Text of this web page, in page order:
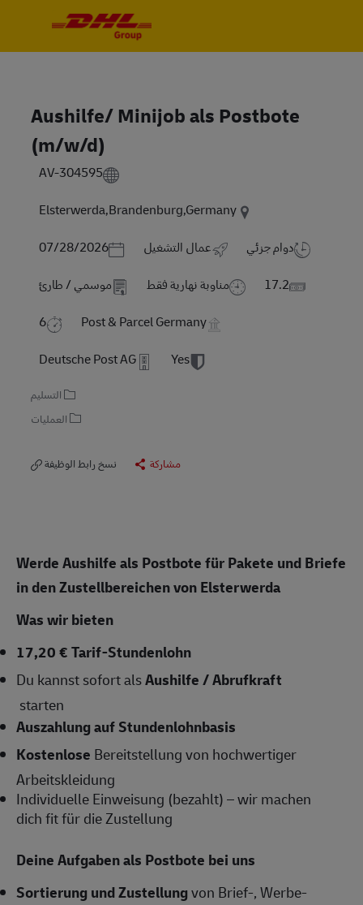
Aushilfe/ Minijob als Postbote
(m/w/d)
AV-304595
Elsterwerda,Brandenburg,Germany
Posted Date
07/28/2026 عمال التشغيل دوام جزئي
موسمي / طارئ مناوبة نهارية فقط 17.2
6 Post & Parcel Germany
Deutsche Post AG Yes
التسليم
العمليات
نسخ رابط الوظيفة مشاركة
Werde Aushilfe als Postbote für Pakete und Briefe
in den Zustellbereichen von Elsterwerda
Was wir bieten
17,20 € Tarif-Stundenlohn
Du kannst sofort alsAushilfe / Abrufkraft
starten
Auszahlung auf Stundenlohnbasis
Kostenlose Bereitstellung von hochwertiger
Arbeitskleidung
Individuelle Einweisung (bezahlt) – wir machen
dich fit für die Zustellung
Deine Aufgaben als Postbote bei uns
Sortierung und Zustellungvon Brief-, Werbe-